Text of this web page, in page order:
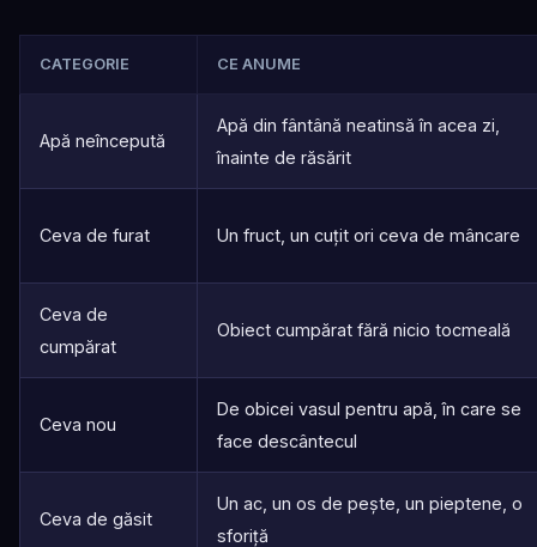
CATEGORIE CE ANUME
Apă neîncepută
Apă din fântână neatinsă în acea zi,
înainte de răsărit
Ceva de furat Un fruct, un cuțit ori ceva de mâncare
Ceva de
cumpărat
Obiect cumpărat fără nicio tocmeală
Ceva nou
De obicei vasul pentru apă, în care se
face descântecul
Ceva de găsit
Un ac, un os de pește, un pieptene, o
sforiță